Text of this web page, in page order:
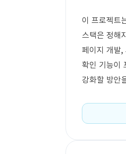
이 프로젝트
스택은 정해
페이지 개발,
확인 기능이
강화할 방안